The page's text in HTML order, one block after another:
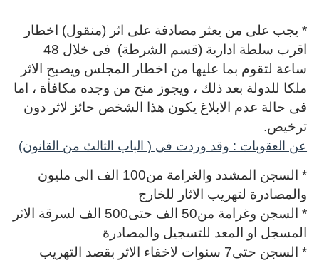
* يجب على من يعثر مصادفة على اثر (منقول) اخطار
اقرب سلطة ادارية (قسم الشرطة) فى خلال 48
ساعة لتقوم بما عليها من اخطار المجلس ويصبح الاثر
ملكا للدولة بعد ذلك ، ويجوز منح من وجده مكافأة ، اما
فى حالة عدم الابلاغ يكون هذا الشخص حائز لاثر دون
ترخيص.
عن العقوبات : وقد وردت فى ( الباب الثالث من القانون)
* السجن المشدد والغرامة من100 الف الى مليون
والمصادرة لتهريب الاثار للخارج
* السجن وغرامة من50 الف حتى500 الف لسرقة الاثر
المسجل او المعد للتسجيل والمصادرة
* السجن حتى7 سنوات لاخفاء الاثر بقصد التهريب